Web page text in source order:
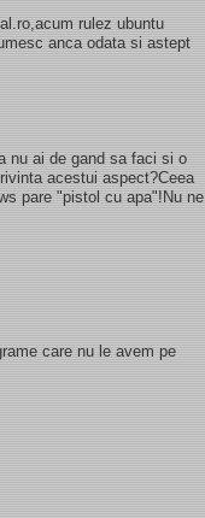
rulez ubuntu
anca odata si astept
nu ai de gand sa faci si o
acestui aspect?Ceea
pare "pistol cu apa"!Nu ne
care nu le avem pe